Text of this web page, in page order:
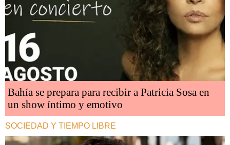
Bahía se prepara para recibir a Patricia Sosa en
un show íntimo y emotivo
SOCIEDAD Y TIEMPO LIBRE